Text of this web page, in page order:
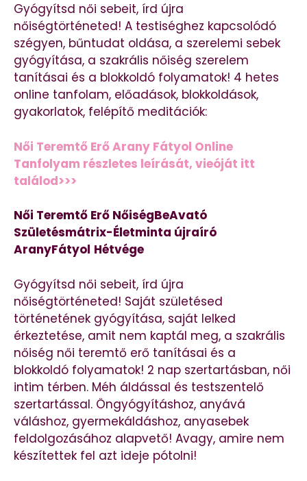
Gyógyítsd női sebeit, írd újra
nőiségtörténeted! A testiséghez kapcsolódó
szégyen, bűntudat oldása, a szerelemi sebek
gyógyítása, a szakrális nőiség szerelem
tanításai és a blokkoldó folyamatok! 4 hetes
online tanfolam, előadások, blokkoldások,
gyakorlatok, felépítő meditációk:
Női Teremtő Erő Arany Fátyol Online
Tanfolyam részletes leírását, vieóját itt
találod>>>
Női Teremtő Erő NőiségBeAvató
Születésmátrix-Életminta újraíró
AranyFátyol Hétvége
Gyógyítsd női sebeit, írd újra
nőiségtörténeted! Saját születésed
történetének gyógyítása, saját lelked
érkeztetése, amit nem kaptál meg, a szakrális
nőiség női teremtő erő tanításai és a
blokkoldó folyamatok! 2 nap szertartásban, női
intim térben. Méh áldással és testszentelő
szertartással. Öngyógyításhoz, anyává
váláshoz, gyermekáldáshoz, anyasebek
feldolgozásához alapvető! Avagy, amire nem
készítettek fel azt ideje pótolni!